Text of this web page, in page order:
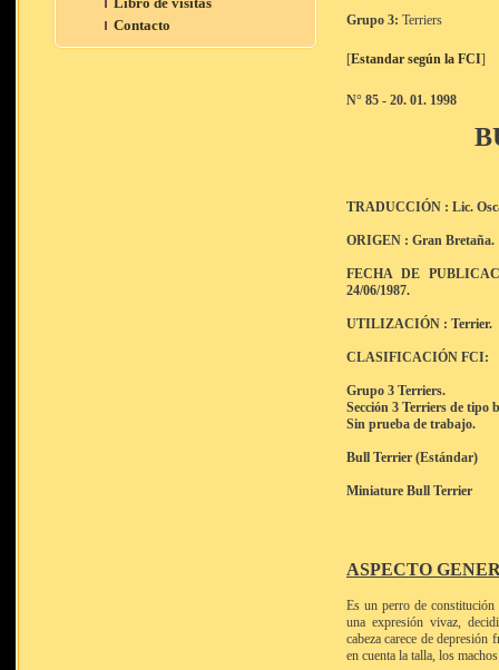
Contacto
Grupo 3: Terriers
[Estandar según la FCI]
N° 85 - 20. 01. 1998
TRADUCCIÓN : Lic.
ORIGEN : Gran Bretaña.
FECHA DE
24/06/1987.
UTILIZACIÓN : Terrier.
CLASIFICACIÓN FCI:
Grupo 3 Terriers.
Sección 3 Terriers de tipo
Sin prueba de trabajo.
Bull Terrier (Estándar)
Miniature Bull Terrier
ASPECTO
Es un perro de
una expresión vivaz,
cabeza carece de
en cuenta la talla, los